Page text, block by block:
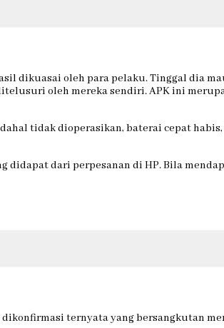
dikuasai oleh para pelaku. Tinggal dia
oleh mereka sendiri. APK ini
tidak dioperasikan, baterai cepat habis,
didapat dari perpesanan di HP. Bila
ternyata yang bersangkutan